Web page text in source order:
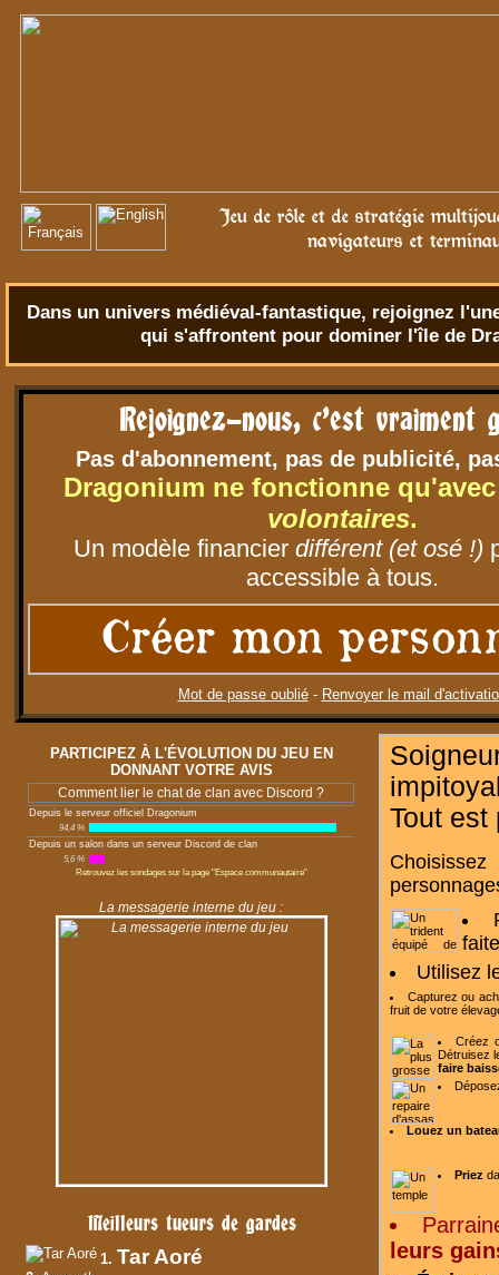
Jeu de rôle et de stratégie
navigateurs et
Dans un univers médiéval-fantastique, rejoignez
qui s'affrontent pour dominer l'île de
Rejoignez-nous, c'est vraiment
Pas d'abonnement, pas de publicité,
Dragonium ne fonctionne
volontaires.
Un modèle financier différent (et osé !)
accessible à tous.
Créer mon
Mot de passe oublié- Renvoyer le mail
PARTICIPEZ À L'ÉVOLUTION DU JEU EN
DONNANT VOTRE AVIS
Comment lier le chat de clan avec Discord ?
Depuis le serveur officiel Dragonium
94,4 %
Depuis un salon dans un serveur Discord de clan
5,6 %
Retrouvez les sondages sur la page "Espace communautaire"
La messagerie interne du jeu :
Meilleurs tueurs de gardes
1. Tar Aoré
Tout
Utilisez
Capturez ou
fruit de votre
Créez
Détruisez
faire
Louez un
Priez
leurs